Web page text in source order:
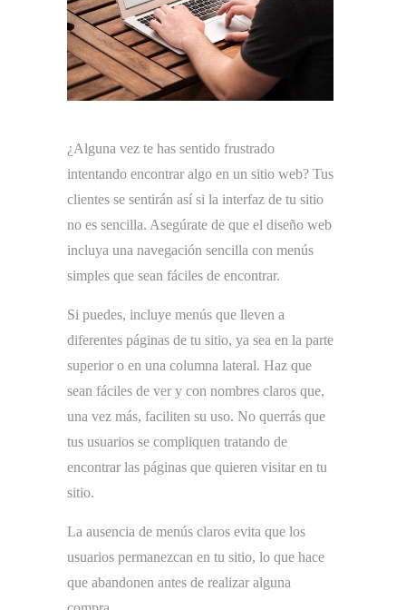
¿Alguna vez te has sentido frustrado
intentando encontrar algo en un sitio web? Tus
clientes se sentirán así si la interfaz de tu sitio
no es sencilla. Asegúrate de que el diseño web
incluya una navegación sencilla con menús
simples que sean fáciles de encontrar.
Si puedes, incluye menús que lleven a
diferentes páginas de tu sitio, ya sea en la parte
superior o en una columna lateral. Haz que
sean fáciles de ver y con nombres claros que,
una vez más, faciliten su uso. No querrás que
tus usuarios se compliquen tratando de
encontrar las páginas que quieren visitar en tu
sitio.
La ausencia de menús claros evita que los
usuarios permanezcan en tu sitio, lo que hace
que abandonen antes de realizar alguna